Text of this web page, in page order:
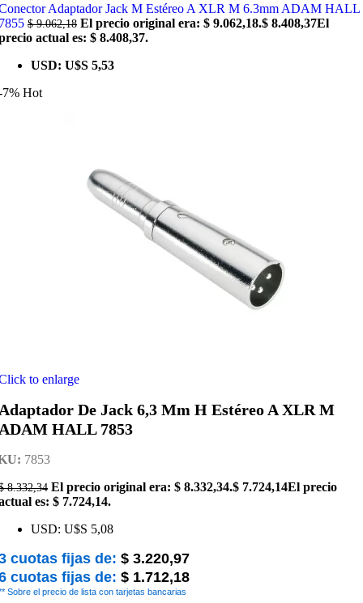
Adaptador Jack M Estéreo A XLR M 6.3mm ADAM HALL
$9.062,18 El precio original era: $ 9.062,18.$ 8.408,37El
actual es: $ 8.408,37.
USD: U$S 5,53
7% Hot
to enlarge
De Jack 6,3 Mm H Estéreo A XLR M
HALL 7853
7853
8.332,34 El precio original era: $ 8.332,34.$ 7.724,14El precio
es: $ 7.724,14.
USD: U$S 5,08
cuotas fijas de: $ 3.220,97
cuotas fijas de: $ 1.712,18
Sobre el precio de lista con tarjetas bancarias